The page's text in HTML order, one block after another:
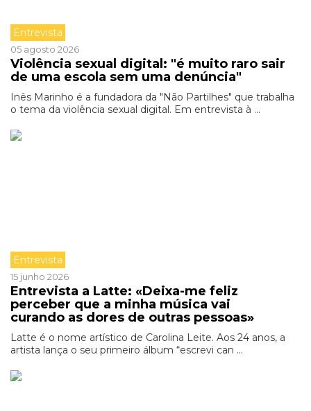
Entrevista
05 agosto 2026
Violência sexual digital: "é muito raro sair
de uma escola sem uma denúncia"
Inês Marinho é a fundadora da "Não Partilhes" que trabalha
o tema da violência sexual digital. Em entrevista à ...
Entrevista
15 junho 2026
Entrevista a Latte: «Deixa-me feliz
perceber que a minha música vai
curando as dores de outras pessoas»
Latte é o nome artístico de Carolina Leite. Aos 24 anos, a
artista lança o seu primeiro álbum “escrevi can ...